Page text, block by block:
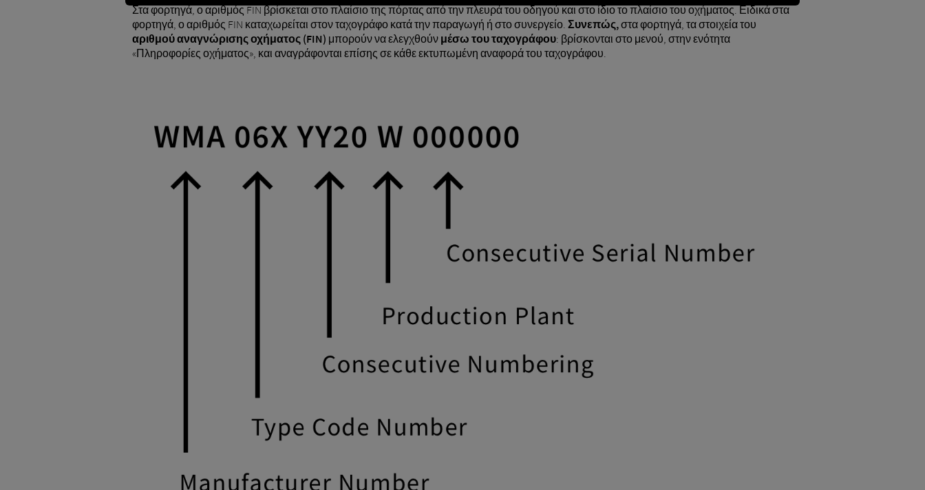
Στα φορτηγά, ο αριθμός FIN βρίσκεται στο πλαίσιο της πόρτας από την πλευρά του οδηγού και στο ίδιο το πλαίσιο του οχήματος. Ειδικά στα
φορτηγά, ο αριθμός FIN καταχωρείται στον ταχογράφο κατά την παραγωγή ή στο συνεργείο. Συνεπώς,στα φορτηγά, τα στοιχεία του
αριθμού αναγνώρισης οχήματος (FIN) μπορούν να ελεγχθούν μέσω του ταχογράφου: βρίσκονται στο μενού, στην ενότητα
«Πληροφορίες οχήματος», και αναγράφονται επίσης σε κάθε εκτυπωμένη αναφορά του ταχογράφου.